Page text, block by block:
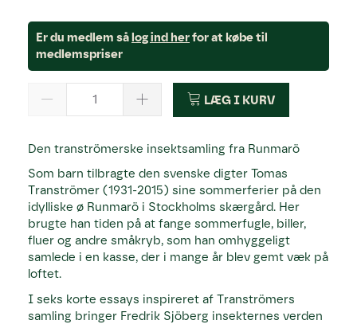
Er du medlem sålog ind herfor at købe til
medlemspriser
LÆG I KURV
Den tranströmerske insektsamling fra Runmarö
Som barn tilbragte den svenske digter Tomas
Tranströmer (1931-2015) sine sommerferier på den
idylliske ø Runmarö i Stockholms skærgård. Her
brugte han tiden på at fange sommerfugle, biller,
fluer og andre småkryb, som han omhyggeligt
samlede i en kasse, der i mange år blev gemt væk på
loftet.
I seks korte essays inspireret af Tranströmers
samling bringer Fredrik Sjöberg insekternes verden